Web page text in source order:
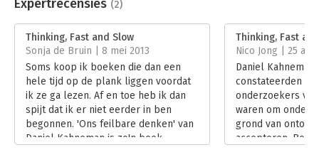
Verschijningsdatum:
16-5-2012
Hoofdrubriek: Psychologie
Expertrecensies (2)
Thinking, Fast and Slow
Sonja de Bruin | 8 mei 2013
Soms koop ik boeken die dan een
hele tijd op de plank liggen voordat
ik ze ga lezen. Af en toe heb ik dan
spijt dat ik er niet eerder in ben
begonnen. 'Ons feilbare denken' van
Daniel Kahneman is zo'n boek.
Thinking, Fast
Nico Jong | 25
Daniel
constateerden
onderzoekers
waren om
grond van
accepteren.